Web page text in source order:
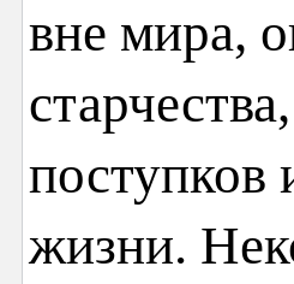
вне мира,
поступков
жизни.